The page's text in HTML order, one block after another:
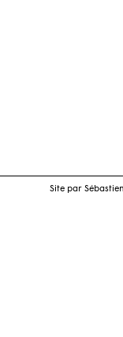
Site par